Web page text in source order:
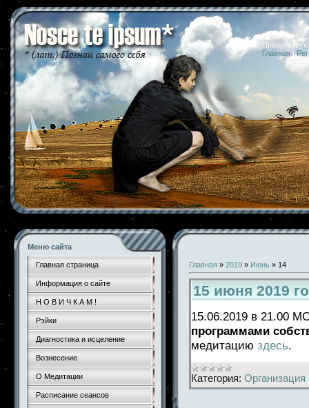
07.08.2026
Главная |
Меню сайта
Главная страница
Информация о сайте
Н О В И Ч К А М !
Рэйки
Диагностика и исцеление
Вознесение
О Медитации
Расписание сеансов
Главная » 2019 » Июнь » 14
15 июня 2019
15.06.2019 в 21.00
программами
медитацию здесь.
Категория: